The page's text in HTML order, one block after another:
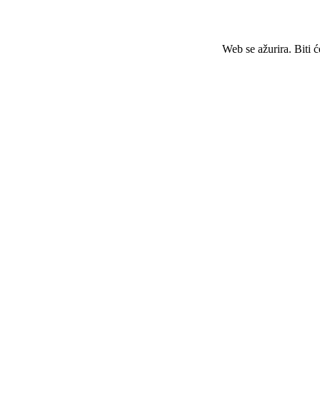
Web se ažurira. Biti